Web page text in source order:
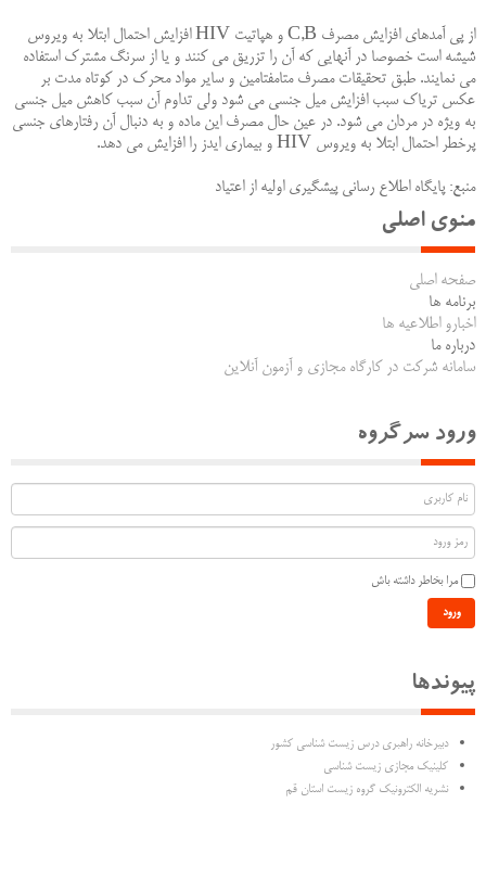
از پى آمدهاى افزایش مصرف C,B و هپاتیت HIV افزایش احتمال ابتلا به ویروس
شیشه است خصوصا در آنهایى كه آن را تزریق مى كنند و یا از سرنگ مشترك استفاده
مى نمایند. طبق تحقیقات مصرف متامفتامین و سایر مواد محرك در كوتاه مدت بر
عكس تریاك سبب افزایش میل جنسى مى شود ولى تداوم آن سبب كاهش میل جنسى
به ویژه در مردان مى شود. در عین حال مصرف این ماده و به دنبال آن رفتارهاى جنسى
پرخطر احتمال ابتلا به ویروس HIV و بیمارى ایدز را افزایش مى دهد.
منبع: پایگاه اطلاع رسانی پیشگیری اولیه از اعتیاد
منوی اصلی
صفحه اصلی
برنامه ها
اخبارو اطلاعیه ها
درباره ما
سامانه شرکت در کارگاه مجازی و آزمون آنلاین
ورود سرگروه
مرا بخاطر داشته باش
ورود
پیوندها
دبیرخانه راهبری درس زیست شناسی کشور
کلینیک مجازی زیست شناسی
نشریه الکترونیک گروه زیست استان قم